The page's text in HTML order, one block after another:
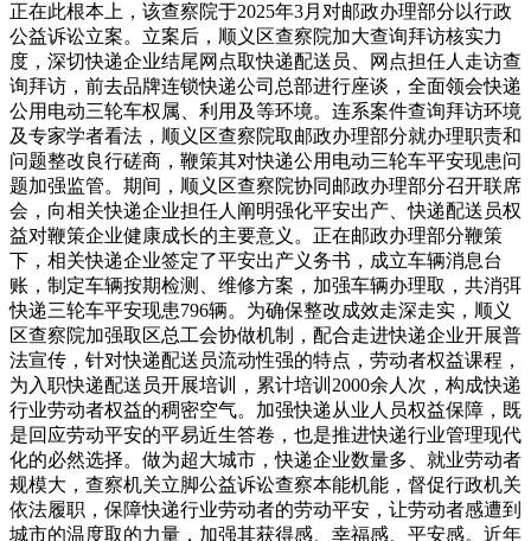
正在此根本上，该查察院于2025年3月对邮政办理部分以行政
公益诉讼立案。立案后，顺义区查察院加大查询拜访核实力
度，深切快递企业结尾网点取快递配送员、网点担任人走访查
询拜访，前去品牌连锁快递公司总部进行座谈，全面领会快递
公用电动三轮车权属、利用及等环境。连系案件查询拜访环境
及专家学者看法，顺义区查察院取邮政办理部分就办理职责和
问题整改良行磋商，鞭策其对快递公用电动三轮车平安现患问
题加强监管。期间，顺义区查察院协同邮政办理部分召开联席
会，向相关快递企业担任人阐明强化平安出产、快递配送员权
益对鞭策企业健康成长的主要意义。正在邮政办理部分鞭策
下，相关快递企业签定了平安出产义务书，成立车辆消息台
账，制定车辆按期检测、维修方案，加强车辆办理取，共消弭
快递三轮车平安现患796辆。为确保整改成效走深走实，顺义
区查察院加强取区总工会协做机制，配合走进快递企业开展普
法宣传，针对快递配送员流动性强的特点，劳动者权益课程，
为入职快递配送员开展培训，累计培训2000余人次，构成快递
行业劳动者权益的稠密空气。加强快递从业人员权益保障，既
是回应劳动平安的平易近生答卷，也是推进快递行业管理现代
化的必然选择。做为超大城市，快递企业数量多、就业劳动者
规模大，查察机关立脚公益诉讼查察本能机能，督促行政机关
依法履职，保障快递行业劳动者的劳动平安，让劳动者感遭到
城市的温度取的力量，加强其获得感、幸福感、平安感。近年